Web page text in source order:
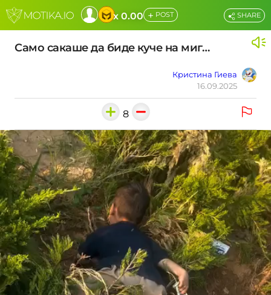
x 0.00 + POST
Само сакаше да биде куче на миг…
Кристина Гиева
16.09.2025
SHARE
8